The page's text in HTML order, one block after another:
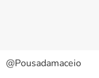
@Pousadamaceio